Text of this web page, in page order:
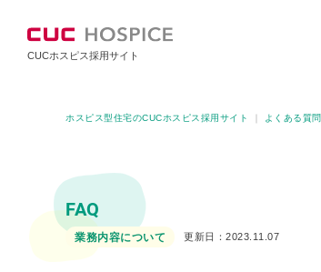
CUCホスピス採用サイト
ホスピス型住宅のCUCホスピス採用サイト よくある質問
FAQ
業務内容について 更新日：2023.11.07